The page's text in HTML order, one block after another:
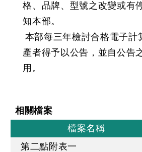
格、品牌、型號之改變或有
知本部。
本部每三年檢討合格電子計
產者得予以公告，並自公告
用。
相關檔案
檔案名稱
第二點附表一